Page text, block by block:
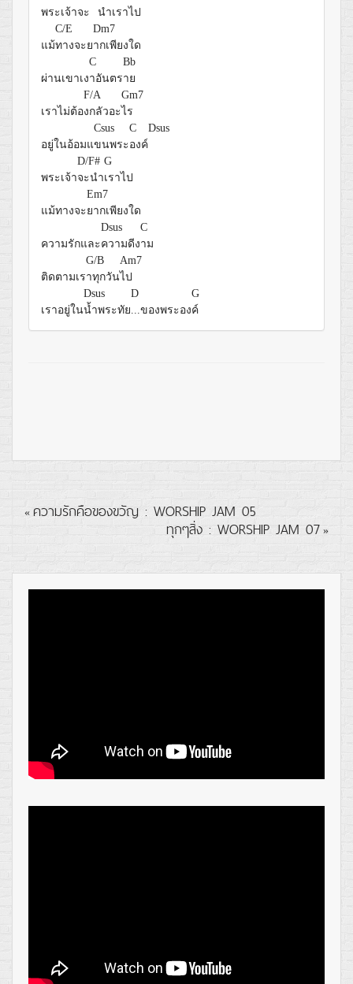
พระเจ้าจะ
นำเราไป
C/E
Dm7
แม้ทางจะยากเพียงใด
C
Bb
ผ่านเขาเงาอันตราย
F/A
Gm7
เราไม่ต้องกลัวอะไร
Csus
C
Dsus
อยู่ในอ้อมแขนพระองค์
D/F# G
พระเจ้าจะนำเราไป
Em7
แม้ทางจะยากเพียงใด
Dsus
C
ความรักและความดีงาม
G/B
Am7
ติดตามเราทุกวันไป
Dsus
D
G
เราอยู่ในน้ำพระทัย ...ของพระองค์
« ความรักคือของขวัญ : WORSHIP JAM 05
ทุกๆสิ่ง : WORSHIP JAM 07 »